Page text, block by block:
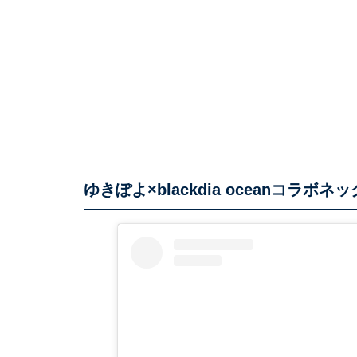
ゆきぽよ×blackdia oceanコラボネッ